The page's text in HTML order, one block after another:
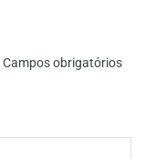
Campos obrigatórios